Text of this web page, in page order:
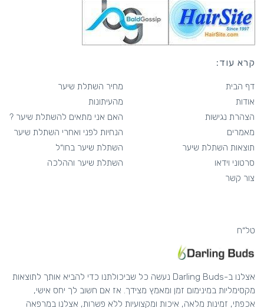
קרא עוד:
דף הבית
אודות
הצהרת נגישות
מאמרים
תוצאות השתלת שיער
סרטוני וידאו
צור קשר
מחיר השתלת שיער
מהעיתונות
האם אני מתאים להשתלת שיער ?
הנחיות לפני ואחרי השתלת שיער
השתלת שיער בחו״ל
השתלת שיער וההלכה
טל״ח
אצלנו ב-Darling Buds נעשה כל שביכולתנו כדי להביא אותך לתוצאות
מקסימליות במינימום זמן ומאמץ מצידך. אז אם חשוב לך יחס אישי,
אכפתי, זמינות מלאה, איכות ומקצועיות ללא פשרות, אצלנו במרפאה